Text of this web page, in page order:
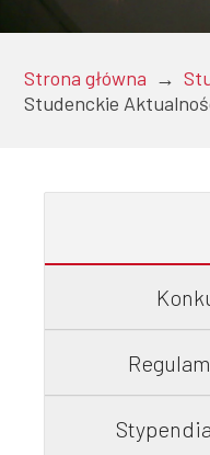
Strona główna →
Studenckie
Domy